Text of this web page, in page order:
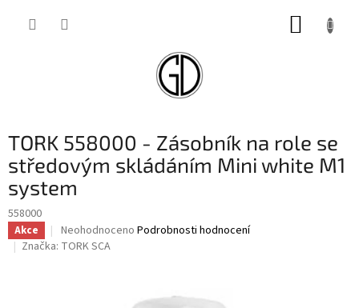
TORK 558000 - Zásobník na role se
středovým skládáním Mini white M1
system
558000
Akce
Průměrné
hodnocení
Neohodnoceno Podrobnosti hodnocení
Značka: TORK SCA